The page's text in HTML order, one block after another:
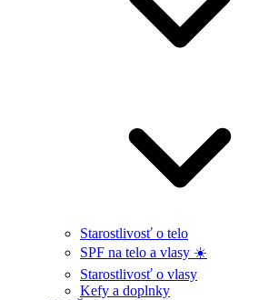
Starostlivosť o telo
SPF na telo a vlasy ☀️
Starostlivosť o vlasy
Kefy a doplnky